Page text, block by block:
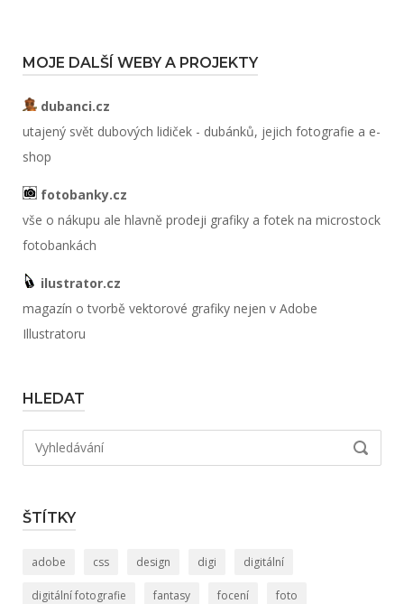
MOJE DALŠÍ WEBY A PROJEKTY
dubanci.cz
utajený svět dubových lidiček - dubánků, jejich fotografie a e-
shop
fotobanky.cz
vše o nákupu ale hlavně prodeji grafiky a fotek na microstock
fotobankách
ilustrator.cz
magazín o tvorbě vektorové grafiky nejen v Adobe
Illustratoru
HLEDAT
Hledat:
ŠTÍTKY
adobe css design digi digitální
digitální fotografie fantasy focení foto